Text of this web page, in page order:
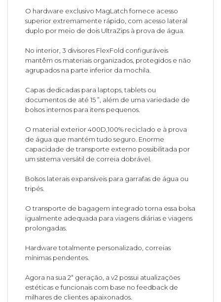
O hardware exclusivo MagLatch fornece acesso
superior extremamente rápido, com acesso lateral
duplo por meio de dois UltraZips à prova de água.
No interior, 3 divisores FlexFold configuráveis
mantêm os materiais organizados, protegidos e não
agrupados na parte inferior da mochila.
Capas dedicadas para laptops, tablets ou
documentos de até 15 ”, além de uma variedade de
bolsos internos para itens pequenos.
O material exterior 400D,100% reciclado e à prova
de água que mantém tudo seguro. Enorme
capacidade de transporte externo possibilitada por
um sistema versátil de correia dobrável.
Bolsos laterais expansíveis para garrafas de água ou
tripés.
O transporte de bagagem integrado torna essa bolsa
igualmente adequada para viagens diárias e viagens
prolongadas.
Hardware totalmente personalizado, correias
mínimas pendentes.
Agora na sua 2ª geração, a v2 possui atualizações
estéticas e funcionais com base no feedback de
milhares de clientes apaixonados.